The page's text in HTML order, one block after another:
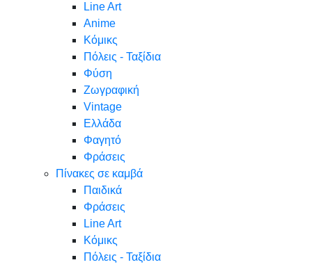
Line Art
Anime
Κόμικς
Πόλεις - Ταξίδια
Φύση
Ζωγραφική
Vintage
Ελλάδα
Φαγητό
Φράσεις
Πίνακες σε καμβά
Παιδικά
Φράσεις
Line Art
Κόμικς
Πόλεις - Ταξίδια